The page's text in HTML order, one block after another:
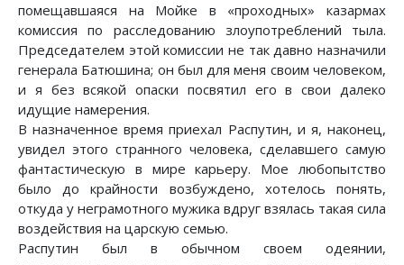
помещавшаяся на Мойке в «проходных» казармах
комиссия по расследованию злоупотреблений тыла.
Председателем этой комиссии не так давно назначили
генерала Батюшина; он был для меня своим человеком,
и я без всякой опаски посвятил его в свои далеко
идущие намерения.
В назначенное время приехал Распутин, и я, наконец,
увидел этого странного человека, сделавшего самую
фантастическую в мире карьеру. Мое любопытство
было до крайности возбуждено, хотелось понять,
откуда у неграмотного мужика вдруг взялась такая сила
воздействия на царскую семью.
Распутин был в обычном своем одеянии,